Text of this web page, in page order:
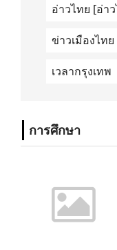
อ่าวไทย [อ่า
ข่าวเมืองไทย
เวลากรุงเทพ
การศึกษา